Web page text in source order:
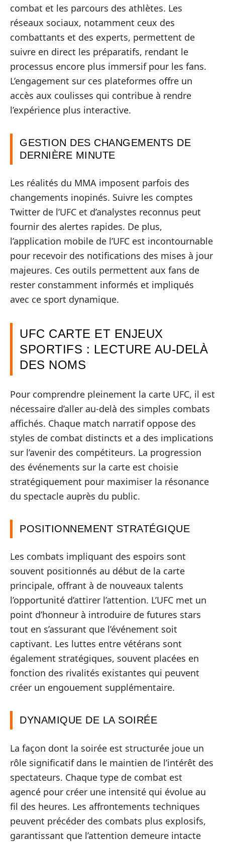
combat et les parcours des athlètes. Les
réseaux sociaux, notamment ceux des
combattants et des experts, permettent de
suivre en direct les préparatifs, rendant le
processus encore plus immersif pour les fans.
L’engagement sur ces plateformes offre un
accès aux coulisses qui contribue à rendre
l’expérience plus interactive.
GESTION DES CHANGEMENTS DE
DERNIÈRE MINUTE
Les réalités du MMA imposent parfois des
changements inopinés. Suivre les comptes
Twitter de l’UFC et d’analystes reconnus peut
fournir des alertes rapides. De plus,
l’application mobile de l’UFC est incontournable
pour recevoir des notifications des mises à jour
majeures. Ces outils permettent aux fans de
rester constamment informés et impliqués
avec ce sport dynamique.
UFC CARTE ET ENJEUX
SPORTIFS : LECTURE AU-DELÀ
DES NOMS
Pour comprendre pleinement la carte UFC, il est
nécessaire d’aller au-delà des simples combats
affichés. Chaque match narratif oppose des
styles de combat distincts et a des implications
sur l’avenir des compétiteurs. La progression
des événements sur la carte est choisie
stratégiquement pour maximiser la résonance
du spectacle auprès du public.
POSITIONNEMENT STRATÉGIQUE
Les combats impliquant des espoirs sont
souvent positionnés au début de la carte
principale, offrant à de nouveaux talents
l’opportunité d’attirer l’attention. L’UFC met un
point d’honneur à introduire de futures stars
tout en s’assurant que l’événement soit
captivant. Les luttes entre vétérans sont
également stratégiques, souvent placées en
fonction des rivalités existantes qui peuvent
créer un engouement supplémentaire.
DYNAMIQUE DE LA SOIRÉE
La façon dont la soirée est structurée joue un
rôle significatif dans le maintien de l’intérêt des
spectateurs. Chaque type de combat est
agencé pour créer une intensité qui évolue au
fil des heures. Les affrontements techniques
peuvent précéder des combats plus explosifs,
garantissant que l’attention demeure intacte